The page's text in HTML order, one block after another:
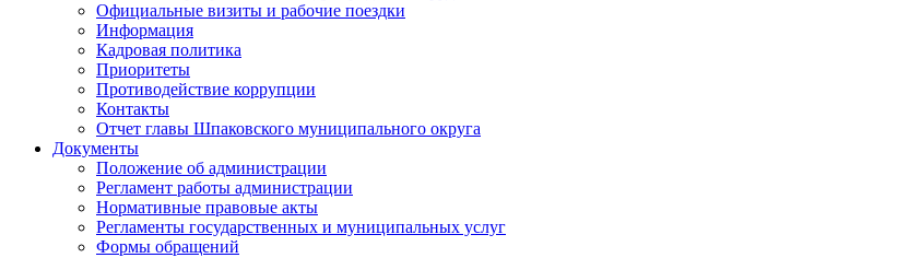
Официальные визиты и рабочие поездки
Информация
Кадровая политика
Приоритеты
Противодействие коррупции
Контакты
Отчет главы Шпаковского муниципального округа
Документы
Положение об администрации
Регламент работы администрации
Нормативные правовые акты
Регламенты государственных и муниципальных услуг
Формы обращений